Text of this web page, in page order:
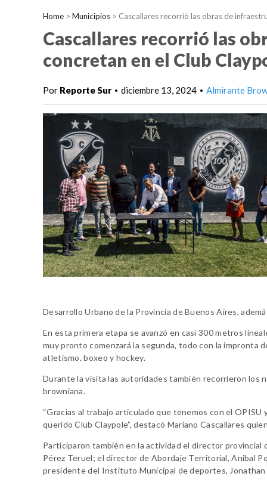
Home > Municipios > Cascallares recorrió las obras de
Cascallares recorrió las
concretan en el Club
Por Reporte Sur • diciembre 13, 2024 • Almirante
Desarrollo Urbano de la Provincia de Buenos Aires,
En esta primera etapa se avanzó en casi 300 metros
muy pronto comenzará la segunda, todo con la
atletismo, boxeo y hockey.
Durante la visita las autoridades también recorrieron
browniana.
“Gracias al trabajo articulado que tenemos con el
querido Club Claypole”, destacó Mariano Cascallares
Participaron también en la actividad el director provincial
Pérez Teruel; el director de Abordaje Territorial, Anibal
presidente del Instituto Municipal de deportes,